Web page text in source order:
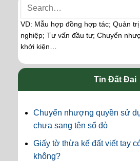
VD: Mẫu hợp đồng hợp tác; Quản
nghiệp; Tư vấn đầu tư; Chuyển
khởi kiện…
Tin Đất Đai
Chuyển nhượng quyền sử
chưa sang tên sổ đỏ
Giấy tờ thừa kế đất viết tay
không?